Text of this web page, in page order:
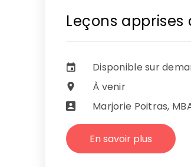
Leçons apprises
Disponible sur
À venir
Marjorie Poitras,
En savoir plus